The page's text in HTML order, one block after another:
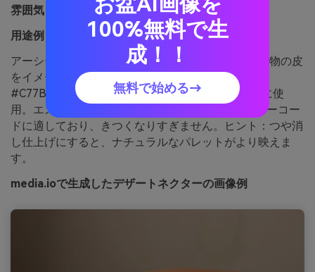
雰囲気：
アーシー、落ち着き、暖かい
用途例：
クラフト商品のパッケージ
アーシーで落ち着いた印象。日差しを浴びた砂や果物の皮
をイメージ。#FFC07Fをメインラベルカラーに、
#C77B58でシールやバッジ、フレーバー表記などに使
用。エスプレッソカラー #3E2F2A は原材料欄やバーコー
ドに適しており、きつくなりすぎません。ヒント：つや消
し仕上げにすると、ナチュラルなパレットがより映えま
す。
media.ioで生成したデザートネクターの画像例
100%無料で生
成！！
無料で始める→